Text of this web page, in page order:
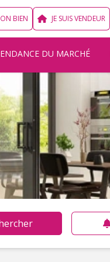
BIEN JE SUIS VENDEUR
DU MARCHÉ